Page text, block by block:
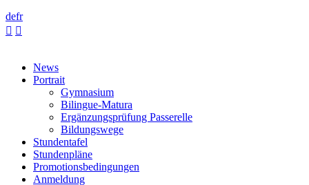
defr
 
News
Portrait
Gymnasium
Bilingue-Matura
Ergänzungsprüfung Passerelle
Bildungswege
Stundentafel
Stundenpläne
Promotionsbedingungen
Anmeldung